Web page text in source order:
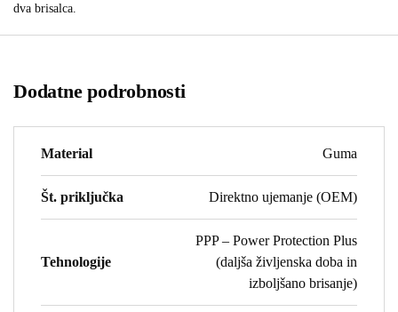
dva brisalca.
Dodatne podrobnosti
Material Guma
Št. priključka Direktno ujemanje (OEM)
Tehnologije
PPP – Power Protection Plus
(daljša življenska doba in
izboljšano brisanje)